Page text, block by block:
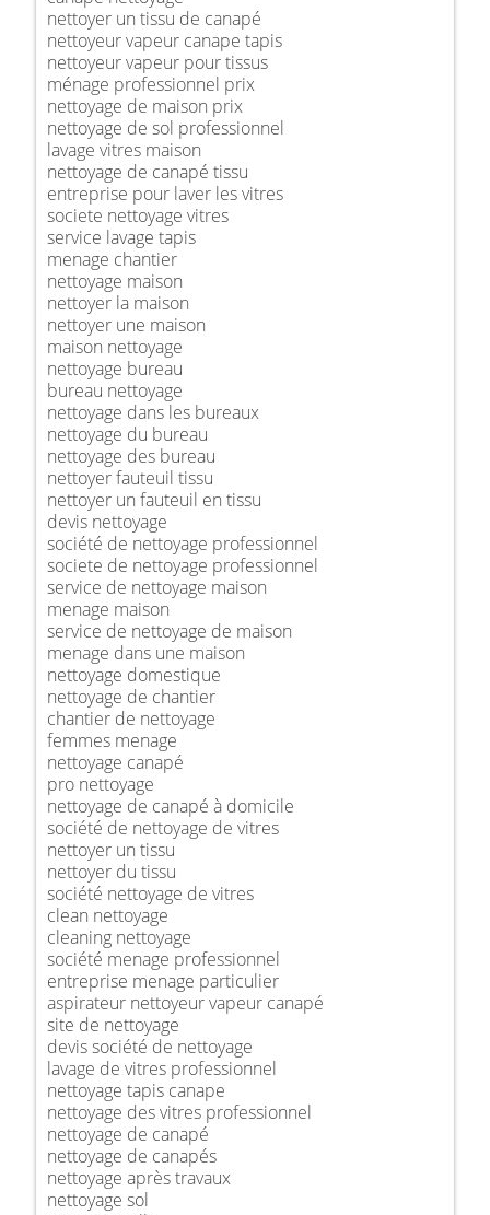
nettoyer un tissu de canapé
nettoyeur vapeur canape tapis
nettoyeur vapeur pour tissus
ménage professionnel prix
nettoyage de maison prix
nettoyage de sol professionnel
lavage vitres maison
nettoyage de canapé tissu
entreprise pour laver les vitres
societe nettoyage vitres
service lavage tapis
menage chantier
nettoyage maison
nettoyer la maison
nettoyer une maison
maison nettoyage
nettoyage bureau
bureau nettoyage
nettoyage dans les bureaux
nettoyage du bureau
nettoyage des bureau
nettoyer fauteuil tissu
nettoyer un fauteuil en tissu
devis nettoyage
société de nettoyage professionnel
societe de nettoyage professionnel
service de nettoyage maison
menage maison
service de nettoyage de maison
menage dans une maison
nettoyage domestique
nettoyage de chantier
chantier de nettoyage
femmes menage
nettoyage canapé
pro nettoyage
nettoyage de canapé à domicile
société de nettoyage de vitres
nettoyer un tissu
nettoyer du tissu
société nettoyage de vitres
clean nettoyage
cleaning nettoyage
société menage professionnel
entreprise menage particulier
aspirateur nettoyeur vapeur canapé
site de nettoyage
devis société de nettoyage
lavage de vitres professionnel
nettoyage tapis canape
nettoyage des vitres professionnel
nettoyage de canapé
nettoyage de canapés
nettoyage après travaux
nettoyage sol